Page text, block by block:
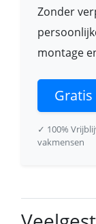
Zonder
montage
✓ 100%
vakmensen